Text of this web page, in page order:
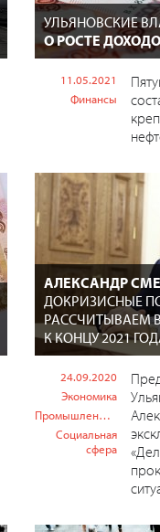
УЛЬЯНОВСКИЕ
О РОСТЕ
11.05.2021
Финансы
АЛЕКСАНДР
ДОКРИЗИСНЫЕ
РАССЧИТЫВАЕМ
К КОНЦУ 2021
24.09.2020
Экономика
Промышленность
Социальная
сфера